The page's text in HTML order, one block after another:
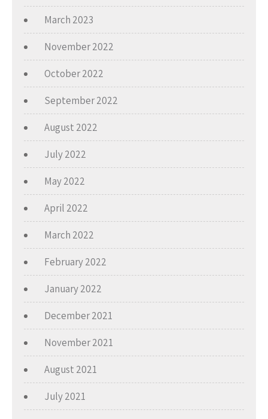
March 2023
November 2022
October 2022
September 2022
August 2022
July 2022
May 2022
April 2022
March 2022
February 2022
January 2022
December 2021
November 2021
August 2021
July 2021